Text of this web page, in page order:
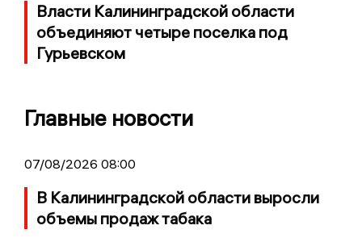
Власти Калининградской области
объединяют четыре поселка под
Гурьевском
Главные новости
07/08/2026 08:00
В Калининградской области выросли
объемы продаж табака